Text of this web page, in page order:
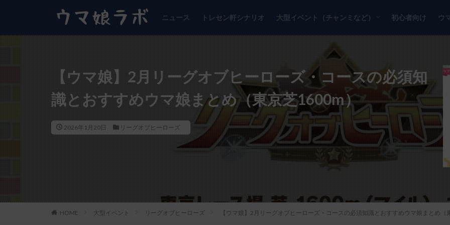
ニュース トレセン軒シナリオ 大型イベント（チャンミなど） 初心者向け ウ
【ウマ娘】2月リーグオブヒーローズ・コースの必須知
識とおすすめウマ娘まとめ（東京芝1600m）
2026年1月20日 リーグオブヒーローズ
HOME 大型イベント リーグオブヒーローズ 【ウマ娘】2月リーグオブヒーローズ・コースの必須知識とおすすめウマ娘まとめ（